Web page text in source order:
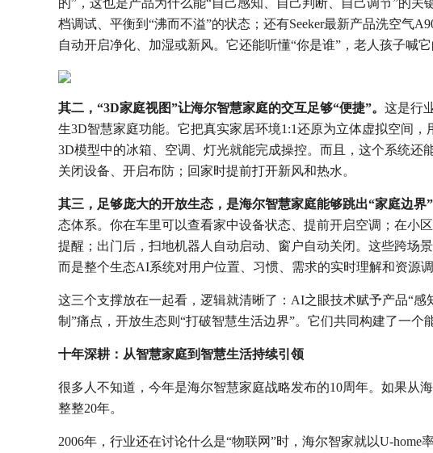
的”，这也是产品为什么能“自己感知、自己判断、自己调节”的
档调试、平衡到“沸而不溢”的状态；还有Seeker最新产品洗空气
自动开启净化、加湿或新风。它还能听懂“你是谁”，老人孩子喊
其二，“3D家庭视图”让海尔智慧家庭的交互足够“便捷”。 这是行
生3D智慧家庭功能。它把真实家居环境1:1还原为立体虚拟空间
3D模型中的冰箱、空调、灯光就能完成操控。而且，这个系统还
关闭设备、开启布防；回家时提前打开新风和热水。
其三，足够庞大的开放生态，是海尔智慧家庭能够跳出“家庭边界”
态体系。你在车里可以查看家中设备状态、提前开启空调；在小
提醒；出门后，扫地机器人自动启动、窗户自动关闭。这些跨场
而是整个生态AI系统对用户位置、习惯、需求的实时理解和资源调
这三个支撑放在一起看，逻辑就清晰了：AI之眼技术赋予产品“感
制”痛点，开放生态则“打破智慧生活边界”。它们共同构建了一个
十年深耕：从智慧家庭到智慧生活持续引领
很多人不知道，今年是海尔智慧家庭战略发布的10周年。如果从
整整20年。
2006年，行业还在讨论什么是“物联网”时，海尔智家就以U-home